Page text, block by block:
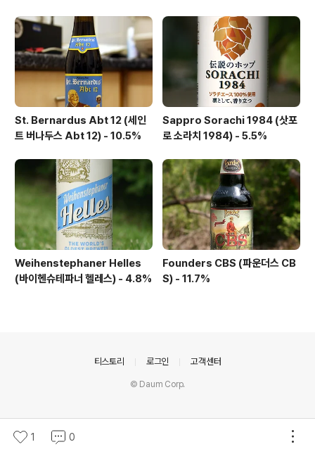
St. Bernardus Abt 12 (세인
트 버나두스 Abt 12) - 10.5%
Sappro Sorachi 1984 (삿포
로 소라치 1984) - 5.5%
Weihenstephaner Helles
(바이헨슈테파너 헬레스) - 4.8%
Founders CBS (파운더스 CB
S) - 11.7%
1 0
티스토리 로그인 고객센터
© Daum Corp.